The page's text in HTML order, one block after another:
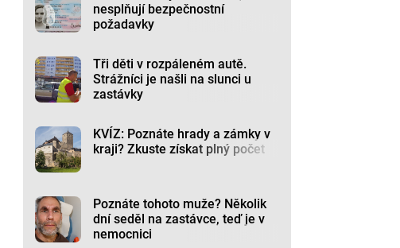
nesplňují bezpečnostní
požadavky
Tři děti v rozpáleném autě.
Strážníci je našli na slunci u
zastávky
KVÍZ: Poznáte hrady a zámky v
kraji? Zkuste získat plný počet
Poznáte tohoto muže? Několik
dní seděl na zastávce, teď je v
nemocnici